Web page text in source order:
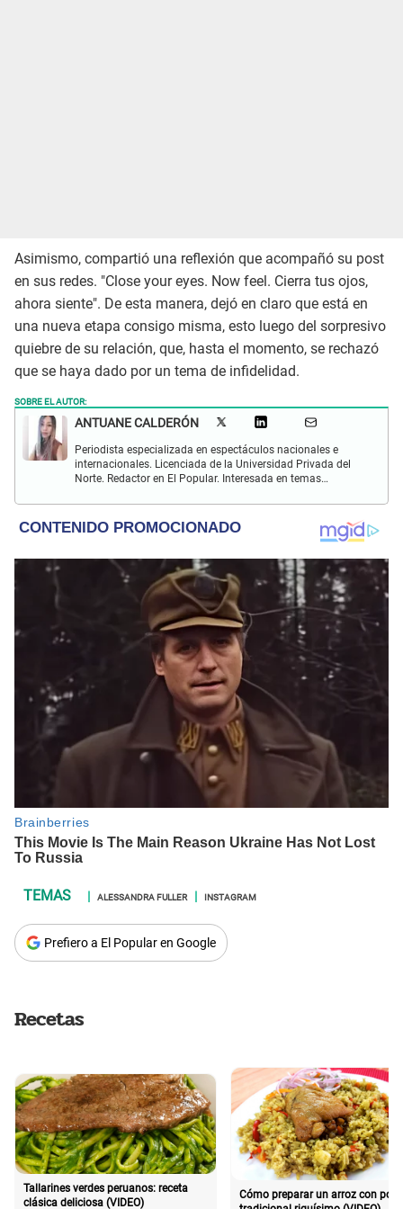
Asimismo, compartió una reflexión que acompañó su post
en sus redes. "Close your eyes. Now feel. Cierra tus ojos,
ahora siente". De esta manera, dejó en claro que está en
una nueva etapa consigo misma, esto luego del sorpresivo
quiebre de su relación, que, hasta el momento, se rechazó
que se haya dado por un tema de infidelidad.
SOBRE EL AUTOR:
ANTUANE CALDERÓN
Periodista especializada en espectáculos nacionales e
internacionales. Licenciada de la Universidad Privada del
Norte. Redactor en El Popular. Interesada en temas
y televisión.
ALESSANDRA FULLER INSTAGRAM
Prefiero a El Popular en Google
Recetas
Tallarines verdes peruanos: receta
clásica deliciosa (VIDEO)
Cómo preparar un arroz con pollo